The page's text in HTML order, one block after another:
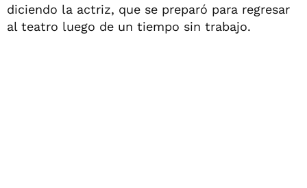
diciendo la actriz, que se preparó para regresar
al teatro luego de un tiempo sin trabajo.